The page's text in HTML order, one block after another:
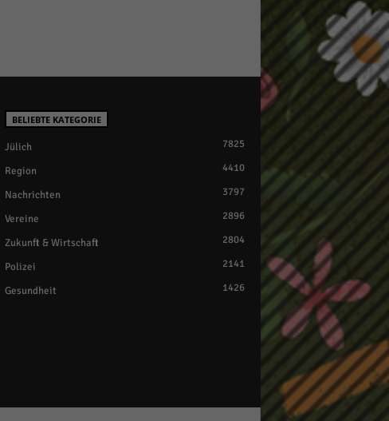
BELIEBTE KATEGORIE
Jülich 7825
Region 4410
Nachrichten 3797
Vereine 2896
Zukunft & Wirtschaft 2804
Polizei 2141
Gesundheit 1426